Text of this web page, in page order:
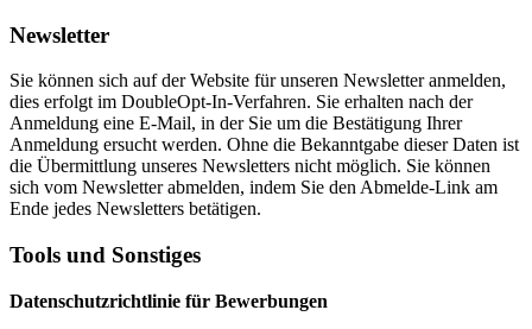
Newsletter
Sie können sich auf der Website für unseren Newsletter anmelden,
dies erfolgt im DoubleOpt-In-Verfahren. Sie erhalten nach der
Anmeldung eine E-Mail, in der Sie um die Bestätigung Ihrer
Anmeldung ersucht werden. Ohne die Bekanntgabe dieser Daten ist
die Übermittlung unseres Newsletters nicht möglich. Sie können
sich vom Newsletter abmelden, indem Sie den Abmelde-Link am
Ende jedes Newsletters betätigen.
Tools und Sonstiges
Datenschutzrichtlinie für Bewerbungen